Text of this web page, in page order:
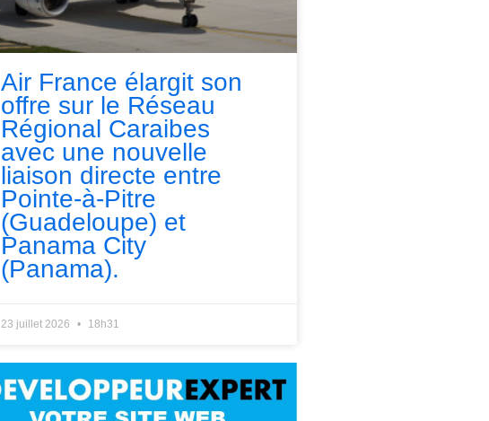
Air France élargit son
offre sur le Réseau
Régional Caraibes
avec une nouvelle
liaison directe entre
Pointe-à-Pitre
(Guadeloupe) et
Panama City
(Panama).
23 juillet 2026 18h31